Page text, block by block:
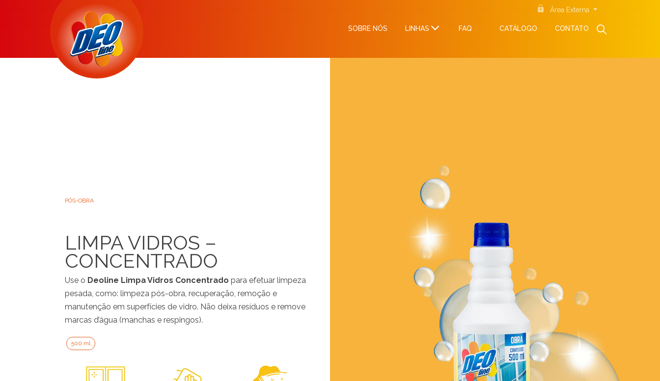
Área Externa
SOBRE NÓS LINHAS FAQ CATÁLOGO CONTATO
PÓS-OBRA
LIMPA VIDROS –
CONCENTRADO
Use o Deoline Limpa Vidros Concentrado para efetuar limpeza
pesada, como: limpeza pós-obra, recuperação, remoção e
manutenção em superfícies de vidro. Não deixa resíduos e remove
marcas d’água (manchas e respingos).
500 ml